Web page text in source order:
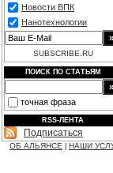
Новости ВПК
Нанотехнологии
SUBSCRIBE.RU
ПОИСК ПО СТАТЬЯМ
точная фраза
RSS-ЛЕНТА
Подписаться
ОБ АЛЬЯНСЕ НАШИ